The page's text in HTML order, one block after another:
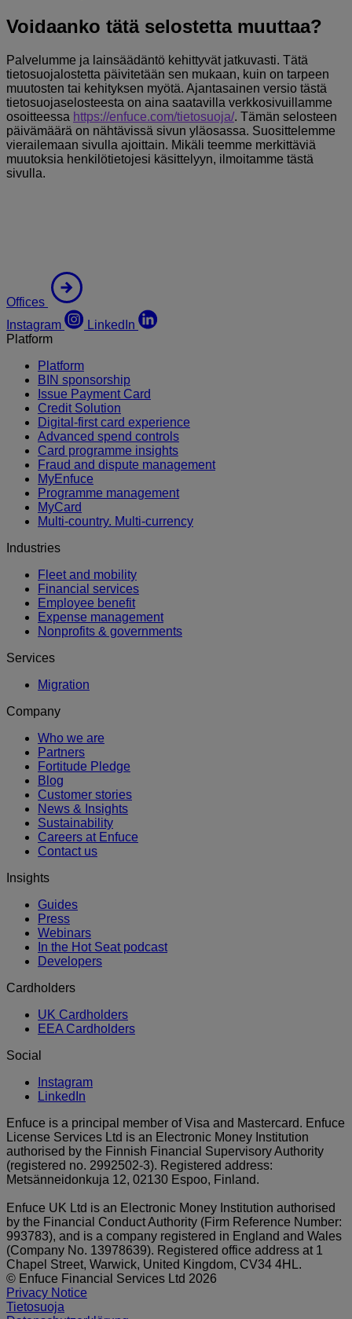
Voidaanko tätä selostetta muuttaa?
Palvelumme ja lainsäädäntö kehittyvät jatkuvasti. Tätä
tietosuojalostetta päivitetään sen mukaan, kuin on tarpeen
muutosten tai kehityksen myötä. Ajantasainen versio tästä
tietosuojaselosteesta on aina saatavilla verkkosivuillamme
osoitteessa https://enfuce.com/tietosuoja/. Tämän selosteen
päivämäärä on nähtävissä sivun yläosassa. Suosittelemme
vierailemaan sivulla ajoittain. Mikäli teemme merkittäviä
muutoksia henkilötietojesi käsittelyyn, ilmoitamme tästä
sivulla.
Offices
Instagram
LinkedIn
Platform
Platform
BIN sponsorship
Issue Payment Card
Credit Solution
Digital-first card experience
Advanced spend controls
Card programme insights
Fraud and dispute management
MyEnfuce
Programme management
MyCard
Multi-country. Multi-currency
Industries
Fleet and mobility
Financial services
Employee benefit
Expense management
Nonprofits & governments
Services
Migration
Company
Who we are
Partners
Fortitude Pledge
Blog
Customer stories
News & Insights
Sustainability
Careers at Enfuce
Contact us
Insights
Guides
Press
Webinars
In the Hot Seat podcast
Developers
Cardholders
UK Cardholders
EEA Cardholders
Social
Instagram
LinkedIn
Enfuce is a principal member of Visa and Mastercard. Enfuce
License Services Ltd is an Electronic Money Institution
authorised by the Finnish Financial Supervisory Authority
(registered no. 2992502-3). Registered address:
Metsänneidonkuja 12, 02130 Espoo, Finland.
Enfuce UK Ltd is an Electronic Money Institution authorised
by the Financial Conduct Authority (Firm Reference Number:
993783), and is a company registered in England and Wales
(Company No. 13978639). Registered office address at 1
Chapel Street, Warwick, United Kingdom, CV34 4HL.
© Enfuce Financial Services Ltd 2026
Privacy Notice
Tietosuoja